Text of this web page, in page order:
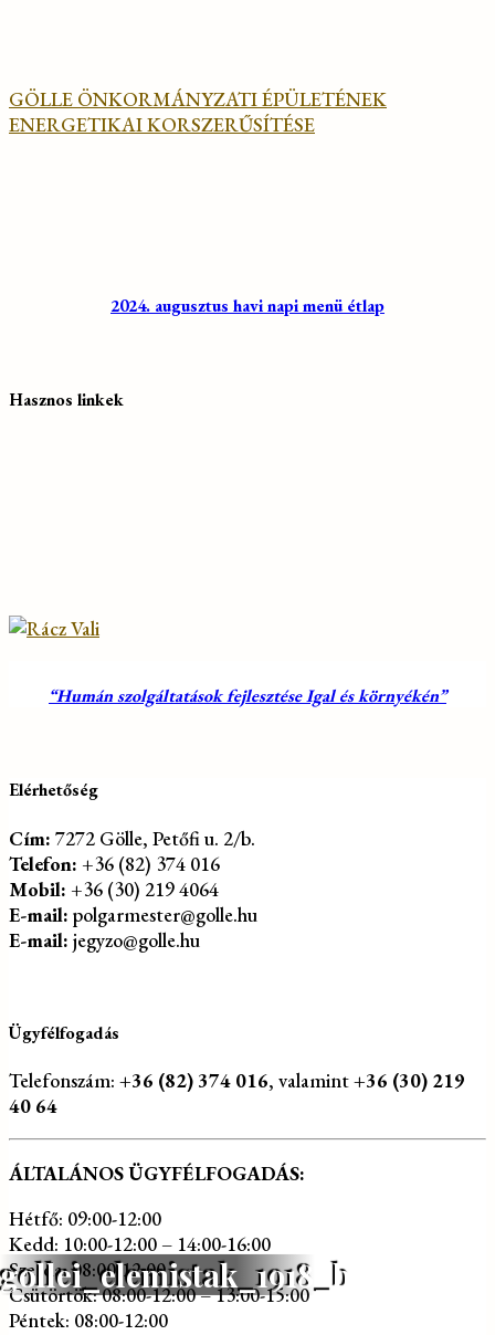
gollei_elemistak_1918_b
GÖLLE ÖNKORMÁNYZATI ÉPÜLETÉNEK
ENERGETIKAI KORSZERŰSÍTÉSE
2024. augusztus havi napi menü étlap
Hasznos linkek
“Humán szolgáltatások fejlesztése Igal és környékén”
Elérhetőség
Cím: 7272 Gölle, Petőfi u. 2/b.
Telefon: +36 (82) 374 016
Mobil: +36 (30) 219 4064
E-mail: polgarmester@golle.hu
E-mail: jegyzo@golle.hu
Ügyfélfogadás
Telefonszám: +36 (82) 374 016, valamint+36 (30) 219
40 64
ÁLTALÁNOS ÜGYFÉLFOGADÁS:
Hétfő: 09:00-12:00
Kedd: 10:00-12:00 – 14:00-16:00
Szerda: 08:00-12:00
Csütörtök: 08:00-12:00 – 13:00-15:00
Péntek: 08:00-12:00